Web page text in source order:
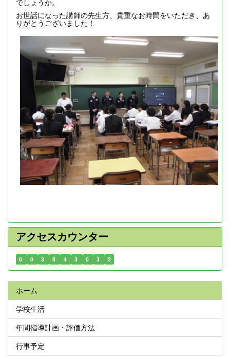
でしょうか。
お世話になった講師の先生方、貴重なお時間をいただき、あ
りがとうございました！
アクセスカウンター
0 0 3 8 4 3 0 3 2
ホーム
学校生活
年間指導計画・評価方法
行事予定